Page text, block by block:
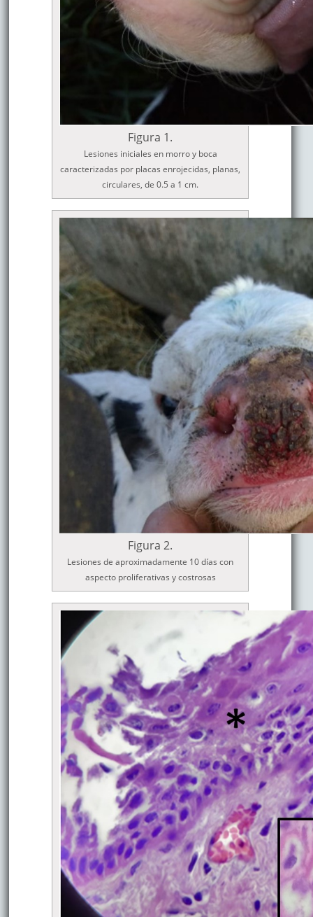
Figura 1.
Lesiones iniciales en morro y boca
caracterizadas por placas enrojecidas, planas,
circulares, de 0.5 a 1 cm.
Figura 2.
Lesiones de aproximadamente 10 días con
aspecto proliferativas y costrosas